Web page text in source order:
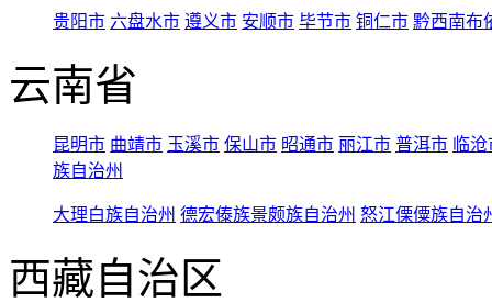
贵阳市 六盘水市 遵义市 安顺市 毕节市 铜仁市 黔西南布
云南省
昆明市 曲靖市 玉溪市 保山市 昭通市 丽江市 普洱市 临
族自治州
大理白族自治州 德宏傣族景颇族自治州 怒江傈僳族自治
西藏自治区